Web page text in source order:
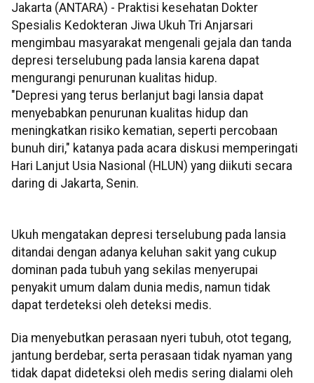
Jakarta (ANTARA) - Praktisi kesehatan Dokter
Spesialis Kedokteran Jiwa Ukuh Tri Anjarsari
mengimbau masyarakat mengenali gejala dan tanda
depresi terselubung pada lansia karena dapat
mengurangi penurunan kualitas hidup.
"Depresi yang terus berlanjut bagi lansia dapat
menyebabkan penurunan kualitas hidup dan
meningkatkan risiko kematian, seperti percobaan
bunuh diri," katanya pada acara diskusi memperingati
Hari Lanjut Usia Nasional (HLUN) yang diikuti secara
daring di Jakarta, Senin.
Ukuh mengatakan depresi terselubung pada lansia
ditandai dengan adanya keluhan sakit yang cukup
dominan pada tubuh yang sekilas menyerupai
penyakit umum dalam dunia medis, namun tidak
dapat terdeteksi oleh deteksi medis.
Dia menyebutkan perasaan nyeri tubuh, otot tegang,
jantung berdebar, serta perasaan tidak nyaman yang
tidak dapat dideteksi oleh medis sering dialami oleh